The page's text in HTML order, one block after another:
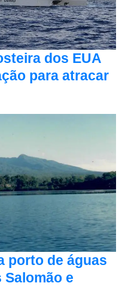
dos EUA
para atracar
porto de águas
e